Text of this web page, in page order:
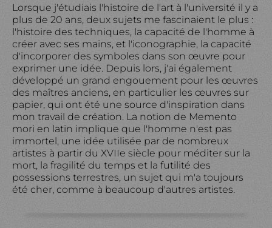
Lorsque j'étudiais l'histoire de l'art à l'université il y a
plus de 20 ans, deux sujets me fascinaient le plus :
l'histoire des techniques, la capacité de l'homme à
créer avec ses mains, et l'iconographie, la capacité
d'incorporer des symboles dans son œuvre pour
exprimer une idée. Depuis lors, j'ai également
développé un grand engouement pour les œuvres
des maîtres anciens, en particulier les œuvres sur
papier, qui ont été une source d'inspiration dans
mon travail de création. La notion de Memento
mori en latin implique que l'homme n'est pas
immortel, une idée utilisée par de nombreux
artistes à partir du XVIIe siècle pour méditer sur la
mort, la fragilité du temps et la futilité des
possessions terrestres, un sujet qui m'a toujours
été cher, comme à beaucoup d'autres artistes.